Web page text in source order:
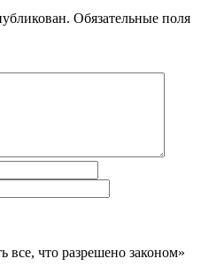
Обязательные поля
все, что разрешено законом»